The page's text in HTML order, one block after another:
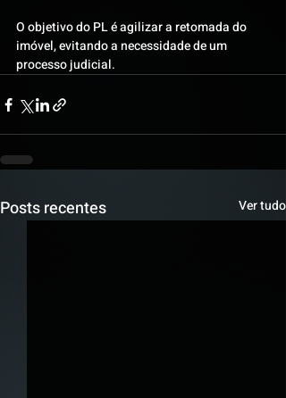
O objetivo do PL é agilizar a retomada do
imóvel, evitando a necessidade de um
processo judicial.
Posts recentes Ver tudo